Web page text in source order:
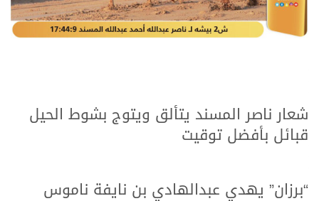
شعار ناصر المسند يتألق ويتوج بشوط الحيل
قبائل بأفضل توقيت
“برزان” يهدي عبدالهادي بن نايفة ناموس